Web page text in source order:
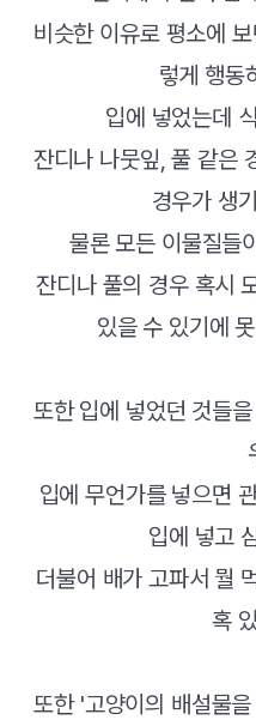
비슷한 이유로 평소에
렇게 행동
입에 넣었는데
잔디나 나뭇잎, 풀 같은
경우가 생
물론 모든 이물질들
잔디나 풀의 경우 혹시
있을 수 있기에
또한 입에 넣었던 것들
입에 무언가를 넣으면
입에 넣고
더불어 배가 고파서 뭘
혹
또한 '고양이의 배설물